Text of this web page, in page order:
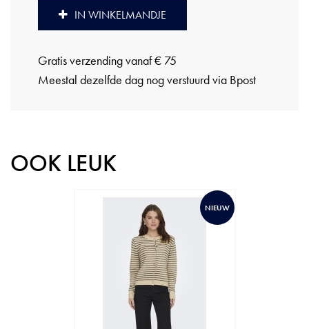
IN WINKELMANDJE
Gratis verzending vanaf € 75
Meestal dezelfde dag nog verstuurd via Bpost
OOK LEUK
NIEUW